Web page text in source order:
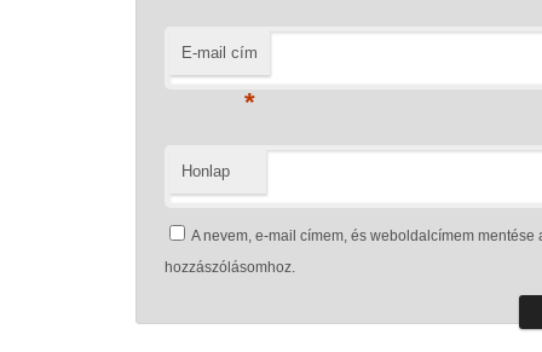
E-mail cím
*
Honlap
A nevem, e-mail címem, és weboldalcímem
hozzászólásomhoz.